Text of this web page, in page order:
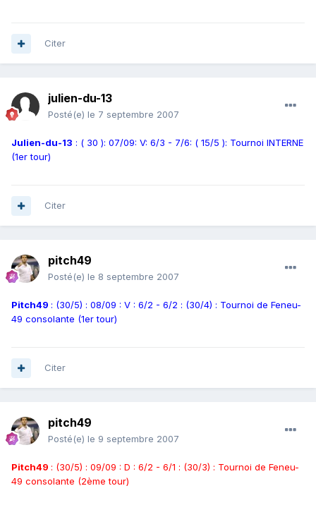
Citer
julien-du-13
Posté(e) le 7 septembre 2007
Julien-du-13 : ( 30 ): 07/09: V: 6/3 - 7/6: ( 15/5 ): Tournoi INTERNE
(1er tour)
Citer
pitch49
Posté(e) le 8 septembre 2007
Pitch49 : (30/5) : 08/09 : V : 6/2 - 6/2 : (30/4) : Tournoi de Feneu-
49 consolante (1er tour)
Citer
pitch49
Posté(e) le 9 septembre 2007
Pitch49 : (30/5) : 09/09 : D : 6/2 - 6/1 : (30/3) : Tournoi de Feneu-
49 consolante (2ème tour)